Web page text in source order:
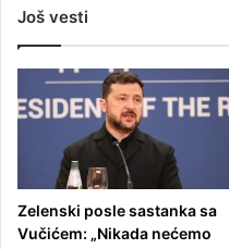
Još vesti
Zelenski posle sastanka sa
Vučićem: „Nikada nećemo